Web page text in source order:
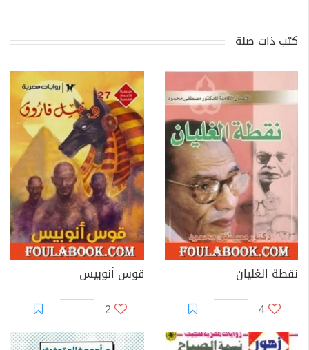
كتب ذات صلة
نقطة الغليان
4
قوس أنوبيس
2